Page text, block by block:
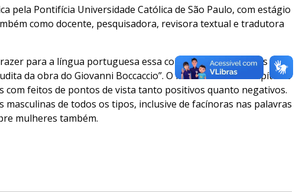
pela Pontifícia Universidade Católica de São Paulo, com estágio
como docente, pesquisadora, revisora textual e tradutora
para a língua portuguesa essa coletânea de biografias de
da obra do Giovanni Boccaccio”. O livro contém 106 capítulos
feitos de pontos de vista tanto positivos quanto negativos.
de todos os tipos, inclusive de facínoras nas palavras
mulheres também.